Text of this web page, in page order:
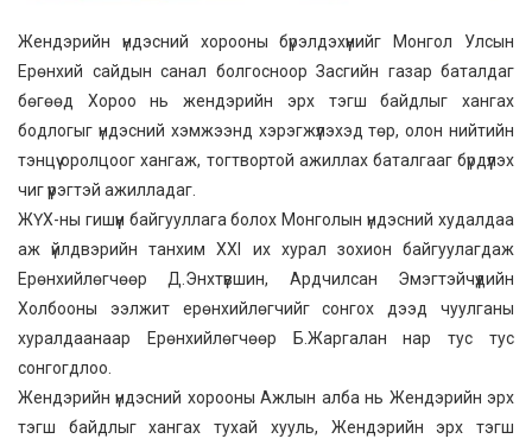
Жендэрийн үндэсний хорооны бүрэлдэхүүнийг Монгол Улсын
Ерөнхий сайдын санал болгосноор Засгийн газар баталдаг
бөгөөд Хороо нь жендэрийн эрх тэгш байдлыг хангах
бодлогыг үндэсний хэмжээнд хэрэгжүүлэхэд төр, олон нийтийн
тэнцүү оролцоог хангаж, тогтвортой ажиллах баталгааг бүрдүүлэх
чиг үүрэгтэй ажилладаг.
ЖҮХ-ны гишүүн байгууллага болох Монголын үндэсний худалдаа
аж үйлдвэрийн танхим XXI их хурал зохион байгуулагдаж
Ерөнхийлөгчөөр Д.Энхтүвшин, Ардчилсан Эмэгтэйчүүдийн
Холбооны ээлжит ерөнхийлөгчийг сонгох дээд чуулганы
хуралдаанаар Ерөнхийлөгчөөр Б.Жаргалан нар тус тус
сонгогдлоо.
Жендэрийн үндэсний хорооны Ажлын алба нь Жендэрийн эрх
тэгш байдлыг хангах тухай хууль, Жендэрийн эрх тэгш